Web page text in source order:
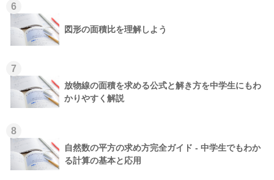
6
図形の面積比を理解しよう
7
放物線の面積を求める公式と解き方を中学生にもわ
かりやすく解説
8
自然数の平方の求め方完全ガイド - 中学生でもわか
る計算の基本と応用